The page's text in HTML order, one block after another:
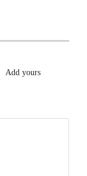
Add yours